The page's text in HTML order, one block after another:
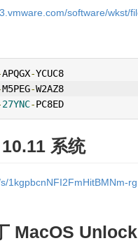
software/wkst/
APQGX-YCUC8
M5PEG-W2AZ8
27YNC-PC8ED
系统
1kgpbcnNFI2FmHitBMNm-rg
MacOS